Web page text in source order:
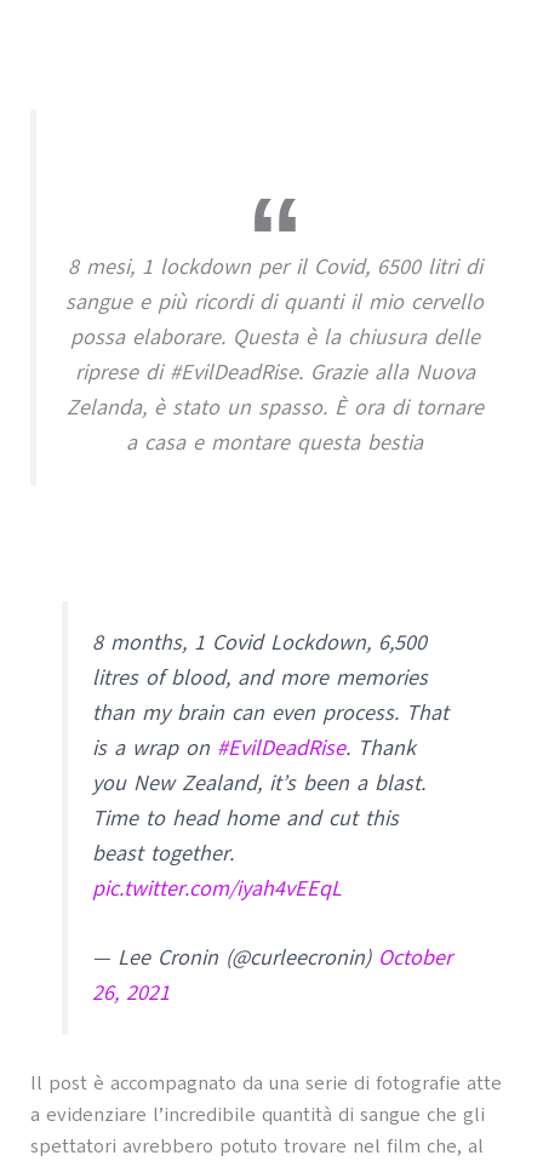
8 mesi, 1 lockdown per il Covid, 6500 litri di
sangue e più ricordi di quanti il mio cervello
possa elaborare. Questa è la chiusura delle
riprese di #EvilDeadRise. Grazie alla Nuova
Zelanda, è stato un spasso. È ora di tornare
a casa e montare questa bestia
8 months, 1 Covid Lockdown, 6,500
litres of blood, and more memories
than my brain can even process. That
is a wrap on #EvilDeadRise. Thank
you New Zealand, it’s been a blast.
Time to head home and cut this
beast together.
pic.twitter.com/iyah4vEEqL
— Lee Cronin (@curleecronin) October
26, 2021
Il post è accompagnato da una serie di fotografie atte
a evidenziare l’incredibile quantità di sangue che gli
spettatori avrebbero potuto trovare nel film che, al